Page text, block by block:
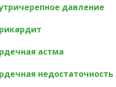
давление
астма
недостаточность